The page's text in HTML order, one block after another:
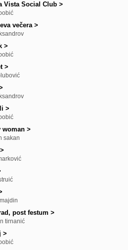
Vista Social Club >
večera>
>
>
>
woman >
sakan
post festum >
tirnanić
>